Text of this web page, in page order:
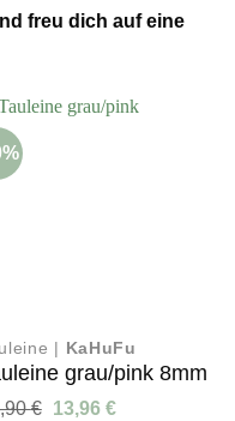
freu dich auf eine
| KaHuFu
grau/pink 8mm
€
Ursprünglicher
13,96 €Aktueller